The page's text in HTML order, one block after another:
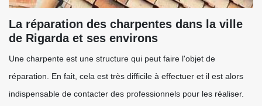
La réparation des charpentes dans la ville
de Rigarda et ses environs
Une charpente est une structure qui peut faire l'objet de
réparation. En fait, cela est très difficile à effectuer et il est alors
indispensable de contacter des professionnels pour les réaliser.